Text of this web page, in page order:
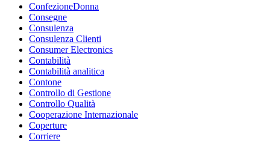
ConfezioneDonna
Consegne
Consulenza
Consulenza Clienti
Consumer Electronics
Contabilità
Contabilità analitica
Contone
Controllo di Gestione
Controllo Qualità
Cooperazione Internazionale
Coperture
Corriere